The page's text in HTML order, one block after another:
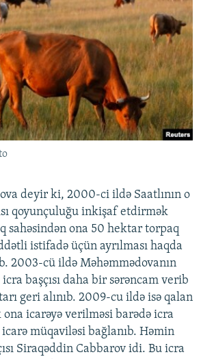
deyir ki, 2000-ci ildə Saatlının o
qoyunçuluğu inkişaf etdirmək
sahəsindən ona 50 hektar torpaq
istifadə üçün ayrılması haqda
2003-cü ildə Məhəmmədovanın
başçısı daha bir sərəncam verib
geri alınıb. 2009-cu ildə isə qalan
icarəyə verilməsi barədə icra
müqaviləsi bağlanıb. Həmin
Siraqəddin Cabbarov idi. Bu icra